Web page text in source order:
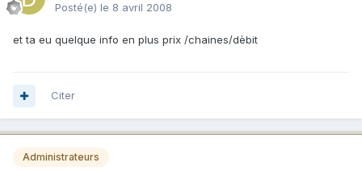
Posté(e) le 8 avril 2008
et ta eu quelque info en plus prix /chaines/dèbit
Citer
Administrateurs